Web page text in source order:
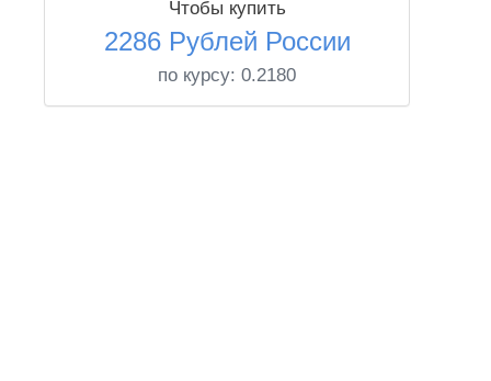
Чтобы купить
2286 Рублей России
по курсу: 0.2180